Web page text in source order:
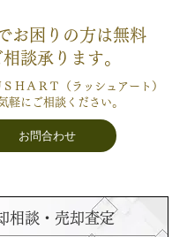
お困りの方は無料
談承ります。
ＨＡＲＴ（ラッシュアート）
軽にご相談ください。
お問合わせ
相談・売却査定